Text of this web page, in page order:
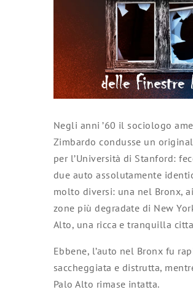
Negli anni ’60 il sociologo
Zimbardo condusse un
per l’Università di Stanford:
due auto assolutamente
molto diversi: una nel Bronx,
zone più degradate di New
Alto, una ricca e tranquilla
Ebbene, l’auto nel Bronx fu
saccheggiata e distrutta,
Palo Alto rimase intatta.